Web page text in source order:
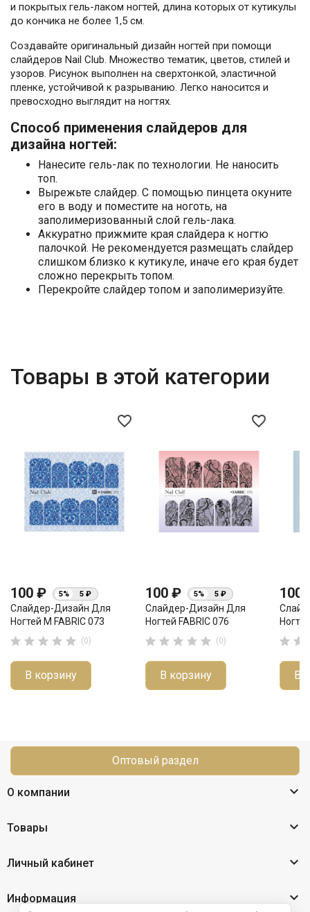
и покрытых гель-лаком ногтей, длина которых от кутикулы
до кончика не более 1,5 см.
Создавайте оригинальный дизайн ногтей при помощи
слайдеров Nail Club. Множество тематик, цветов, стилей и
узоров. Рисунок выполнен на сверхтонкой, эластичной
пленке, устойчивой к разрыванию. Легко наносится и
превосходно выглядит на ногтях.
Способ применения слайдеров для
дизайна ногтей:
Нанесите гель-лак по технологии. Не наносить
топ.
Вырежьте слайдер. С помощью пинцета окуните
его в воду и поместите на ноготь, на
заполимеризованный слой гель-лака.
Аккуратно прижмите края слайдера к ногтю
палочкой. Не рекомендуется размещать слайдер
слишком близко к кутикуле, иначе его края будет
сложно перекрыть топом.
Перекройте слайдер топом и заполимеризуйте.
Товары в этой категории
favorite_border
100 ₽ 5% 5 ₽
Слайдер-Дизайн Для
Ногтей М FABRIC 073
     (0)
В корзину
favorite_border
100 ₽ 5% 5 ₽
Слайдер-Дизайн Для
Ногтей FABRIC 076
     (0)
В корзину
100
 
В
Оптовый раздел
О компании 
Товары 
Личный кабинет 
Информация 